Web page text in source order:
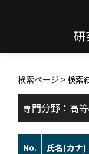
研
検索ページ > 検索
専門分野：高
No. 氏名(カナ)